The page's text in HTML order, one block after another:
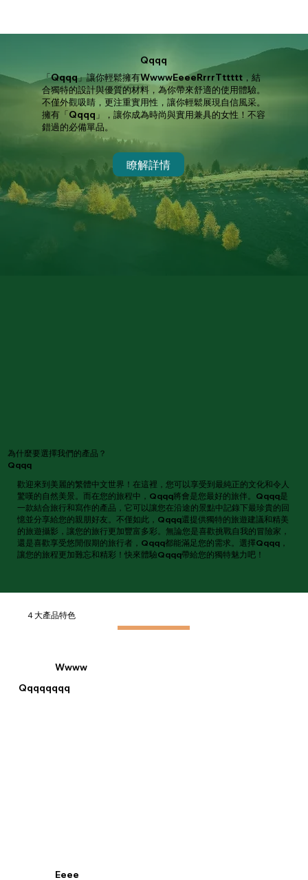
Qqqq
「Qqqq」讓你輕鬆擁有WwwwEeeeRrrrTttttt，結
合獨特的設計與優質的材料，為你帶來舒適的使用體驗。
不僅外觀吸睛，更注重實用性，讓你輕鬆展現自信風采。
擁有「Qqqq」，讓你成為時尚與實用兼具的女性！不容
錯過的必備單品。
瞭解詳情
為什麼要選擇我們的產品？
Qqqq
歡迎來到美麗的繁體中文世界！在這裡，您可以享受到最純正的文化和令人
驚嘆的自然美景。而在您的旅程中，Qqqq將會是您最好的旅伴。Qqqq是
一款結合旅行和寫作的產品，它可以讓您在沿途的景點中記錄下最珍貴的回
憶並分享給您的親朋好友。不僅如此，Qqqq還提供獨特的旅遊建議和精美
的旅遊攝影，讓您的旅行更加豐富多彩。無論您是喜歡挑戰自我的冒險家，
還是喜歡享受悠閒假期的旅行者，Qqqq都能滿足您的需求。選擇Qqqq，
讓您的旅程更加難忘和精彩！快來體驗Qqqq帶給您的獨特魅力吧！
４大產品特色
Wwww
Qqqqqqqq
Eeee